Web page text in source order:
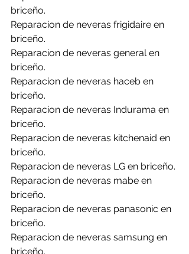
briceño.
Reparacion de neveras frigidaire en
briceño.
Reparacion de neveras general en
briceño.
Reparacion de neveras haceb en
briceño.
Reparacion de neveras Indurama en
briceño.
Reparacion de neveras kitchenaid en
briceño.
Reparacion de neveras LG en briceño.
Reparacion de neveras mabe en
briceño.
Reparacion de neveras panasonic en
briceño.
Reparacion de neveras samsung en
briceño.